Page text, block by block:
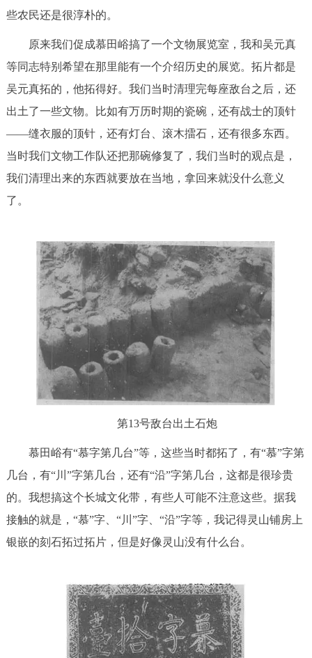
些农民还是很淳朴的。
原来我们促成慕田峪搞了一个文物展览室，我和吴元真
等同志特别希望在那里能有一个介绍历史的展览。拓片都是
吴元真拓的，他拓得好。我们当时清理完每座敌台之后，还
出土了一些文物。比如有万历时期的瓷碗，还有战士的顶针
——缝衣服的顶针，还有灯台、滚木擂石，还有很多东西。
当时我们文物工作队还把那碗修复了，我们当时的观点是，
我们清理出来的东西就要放在当地，拿回来就没什么意义
了。
第13号敌台出土石炮
慕田峪有“慕字第几台”等，这些当时都拓了，有“慕”字第
几台，有“川”字第几台，还有“沿”字第几台，这都是很珍贵
的。我想搞这个长城文化带，有些人可能不注意这些。据我
接触的就是，“慕”字、“川”字、“沿”字等，我记得灵山铺房上
银嵌的刻石拓过拓片，但是好像灵山没有什么台。